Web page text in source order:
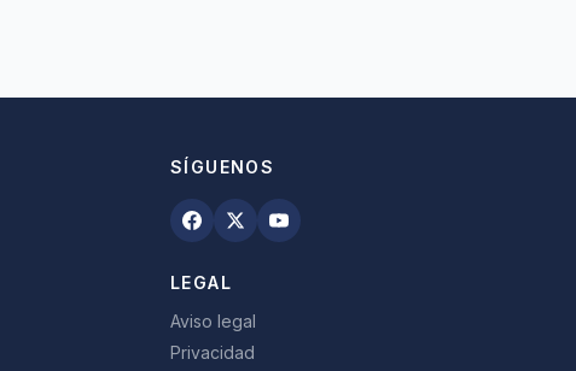
SÍGUENOS
LEGAL
Aviso legal
Privacidad